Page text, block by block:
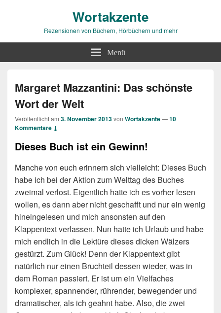
Wortakzente
Rezensionen von Büchern, Hörbüchern und mehr
Menü
Margaret Mazzantini: Das schönste
Wort der Welt
Veröffentlicht am 3. November 2013von Wortakzente—10
Kommentare ↓
Dieses Buch ist ein Gewinn!
Manche von euch erinnern sich vielleicht: Dieses Buch
habe ich bei der Aktion zum Welttag des Buches
zweimal verlost. Eigentlich hatte ich es vorher lesen
wollen, es dann aber nicht geschafft und nur ein wenig
hineingelesen und mich ansonsten auf den
Klappentext verlassen. Nun hatte ich Urlaub und habe
mich endlich in die Lektüre dieses dicken Wälzers
gestürzt. Zum Glück! Denn der Klappentext gibt
natürlich nur einen Bruchteil dessen wieder, was in
dem Roman passiert. Er ist um ein Vielfaches
komplexer, spannender, rührender, bewegender und
dramatischer, als ich geahnt habe. Also, die zwei